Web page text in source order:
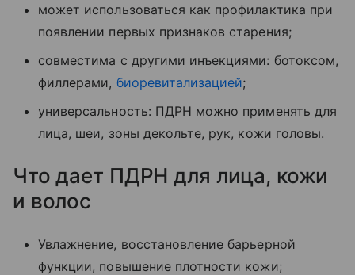
может использоваться как профилактика при
появлении первых признаков старения;
совместима с другими инъекциями: ботоксом,
филлерами, биоревитализацией;
универсальность: ПДРН можно применять для
лица, шеи, зоны декольте, рук, кожи головы.
Что дает ПДРН для лица, кожи
и волос
Увлажнение, восстановление барьерной
функции, повышение плотности кожи;